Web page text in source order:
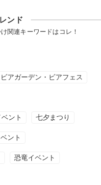
ンド
関連キーワードはコレ！
ビアガーデン・ビアフェス
ント 七夕まつり
ント
恐竜イベント